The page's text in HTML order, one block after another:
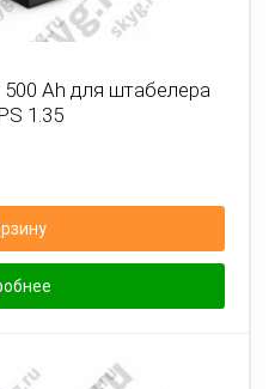
Ah для штабелера
1.35